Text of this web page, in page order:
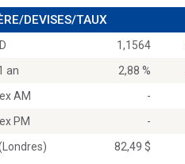
DEVISES/TAUX
1,1564
an
2,88 %
AM
-
PM
-
82,49 $